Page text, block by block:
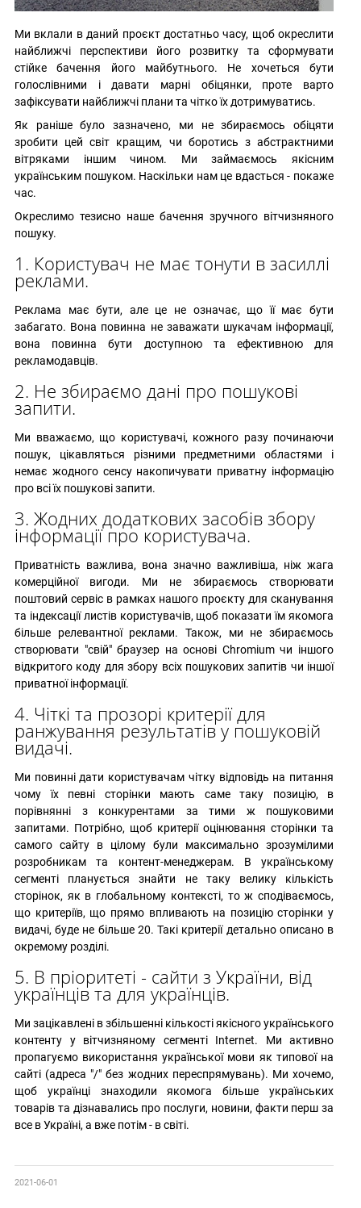
Ми вклали в даний проєкт достатньо часу, щоб окреслити
найближчі перспективи його розвитку та сформувати
стійке бачення його майбутнього. Не хочеться бути
голослівними і давати марні обіцянки, проте варто
зафіксувати найближчі плани та чітко їх дотримуватись.
Як раніше було зазначено, ми не збираємось обіцяти
зробити цей світ кращим, чи боротись з абстрактними
вітряками іншим чином. Ми займаємось якісним
українським пошуком. Наскільки нам це вдасться - покаже
час.
Окреслимо тезисно наше бачення зручного вітчизняного
пошуку.
1. Користувач не має тонути в засиллі
реклами.
Реклама має бути, але це не означає, що її має бути
забагато. Вона повинна не заважати шукачам інформації,
вона повинна бути доступною та ефективною для
рекламодавців.
2. Не збираємо дані про пошукові
запити.
Ми вважаємо, що користувачі, кожного разу починаючи
пошук, цікавляться різними предметними областями і
немає жодного сенсу накопичувати приватну інформацію
про всі їх пошукові запити.
3. Жодних додаткових засобів збору
інформації про користувача.
Приватність важлива, вона значно важливіша, ніж жага
комерційної вигоди. Ми не збираємось створювати
поштовий сервіс в рамках нашого проєкту для сканування
та індексації листів користувачів, щоб показати їм якомога
більше релевантної реклами. Також, ми не збираємось
створювати "свій" браузер на основі Chromium чи іншого
відкритого коду для збору всіх пошукових запитів чи іншої
приватної інформації.
4. Чіткі та прозорі критерії для
ранжування результатів у пошуковій
видачі.
Ми повинні дати користувачам чітку відповідь на питання
чому їх певні сторінки мають саме таку позицію, в
порівнянні з конкурентами за тими ж пошуковими
запитами. Потрібно, щоб критерії оцінювання сторінки та
самого сайту в цілому були максимально зрозумілими
розробникам та контент-менеджерам. В українському
сегменті планується знайти не таку велику кількість
сторінок, як в глобальному контексті, то ж сподіваємось,
що критеріїв, що прямо впливають на позицію сторінки у
видачі, буде не більше 20. Такі критерії детально описано в
окремому розділі.
5. В пріоритеті - сайти з України, від
українців та для українців.
Ми зацікавлені в збільшенні кількості якісного українського
контенту у вітчизняному сегменті Internet. Ми активно
пропагуємо використання української мови як типової на
сайті (адреса "/" без жодних переспрямувань). Ми хочемо,
щоб українці знаходили якомога більше українських
товарів та дізнавались про послуги, новини, факти перш за
все в Україні, а вже потім - в світі.
2021-06-01